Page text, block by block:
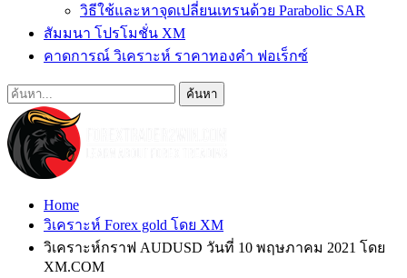
วิธีใช้และหาจุดเปลี่ยนเทรนด้วย Parabolic SAR
สัมมนา โปรโมชั่น XM
คาดการณ์ วิเคราะห์ ราคาทองคำ ฟอเร็กซ์
Home
วิเคราะห์ Forex gold โดย XM
วิเคราะห์กราฟ AUDUSD วันที่ 10 พฤษภาคม 2021 โดย
XM.COM